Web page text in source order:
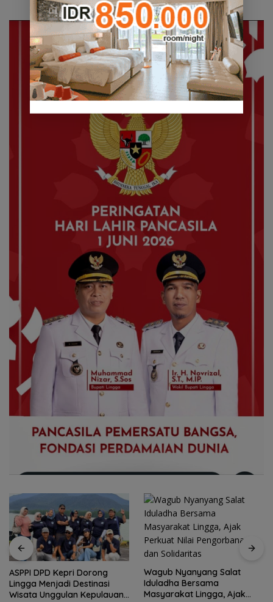
Waduk Duriangkang
ASPPI DPD Kepri Dorong
Lingga Menjadi Destinasi
Wisata Unggulan Kepulauan
Wagub Nyanyang Salat
Iduladha Bersama
Masyarakat Lingga, Ajak